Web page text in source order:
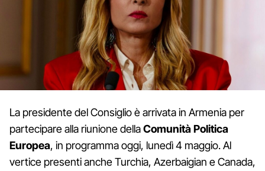
La presidente del Consiglio è arrivata in Armenia per
partecipare alla riunione dellaComunità Politica
Europea, in programma oggi, lunedì 4 maggio. Al
vertice presenti anche Turchia, Azerbaigian e Canada,